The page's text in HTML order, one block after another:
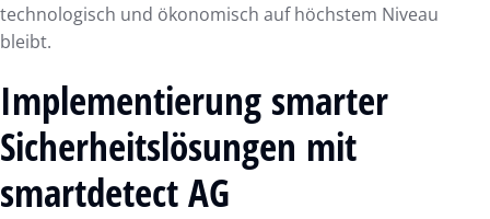
technologisch und ökonomisch auf höchstem Niveau
bleibt.
Implementierung smarter
Sicherheitslösungen mit
smartdetect AG